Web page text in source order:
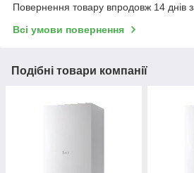
Повернення товару впродовж 14 днів
Всі умови повернення
Подібні товари компанії